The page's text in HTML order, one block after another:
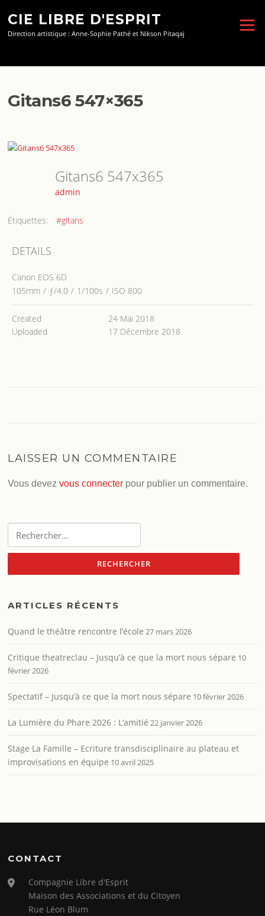
contenu
CIE LIBRE D'ESPRIT
Direction artistique : Anne-Sophie Pathé et Nikson Pitaqaj
Menu
Gitans6 547×365
Gitans6 547x365
admin
Étiquettes: #gitans
DETAILS
Canon EOS 6D
105mm / ƒ/4.0 / 1/100s / ISO 800
Created
24 Mai 2018
Uploaded
17 Décembre 2018
LAISSER UN COMMENTAIRE
Vous devezvous connecter pour publier un commentaire.
ARTICLES RÉCENTS
Quand le théâtre rencontre l’école 27 mars 2026
Critique theatreclau – Jusqu’à ce que la mort nous sépare 10
février 2026
Spectatif – Jusqu’à ce que la mort nous sépare 10 février 2026
La Lumière du Phare 2026 : L’amitié 22 janvier 2026
Stage La Famille – Ecriture transdisciplinaire au plateau et
improvisations en équipe 10 avril 2025
CONTACT
Compagnie Libre d'Esprit
Maison des Associations et du Citoyen
Rue Léon Blum